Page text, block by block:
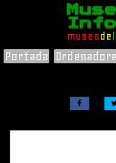
museo de
Portada